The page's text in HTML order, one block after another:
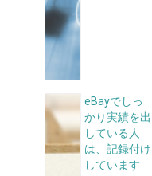
eBayでしっ
かり実績を出
している人
は、記録付け
しています